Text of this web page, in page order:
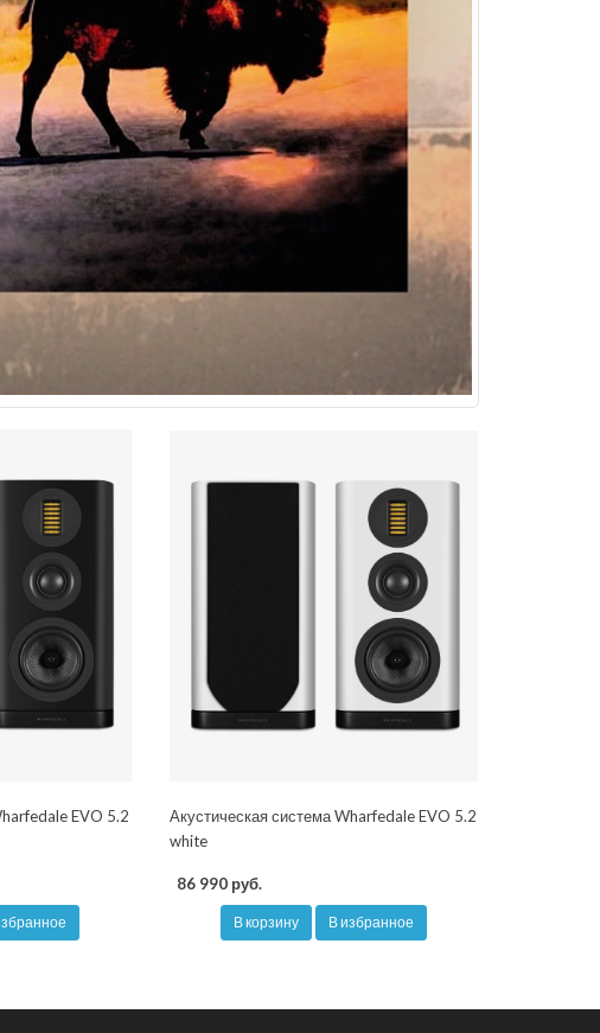
EVO 5.2
Акустическая система Wharfedale EVO 5.2
white
86 990 руб.
В корзину В избранное